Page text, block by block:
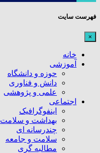
فهرست سایت
×
خانه
آموزشی
حوزه و دانشگاه
دانش و فناوری
علمی و پژوهشی
اجتماعی
اینفوگرافیک
بهداشت و سلامت
چندرسانه ای
سلامت و جامعه
مطالبه گری